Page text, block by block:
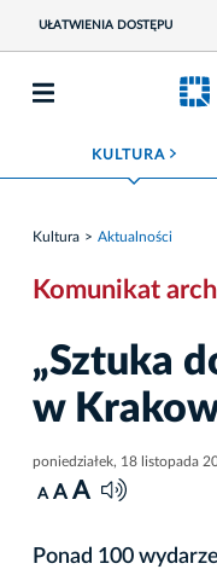
UŁATWIENIA DOSTĘPU
KULTURA ROZWIŃ MENU
Kultura Aktualności
Komunikat
„Sztuka
w
poniedziałek, 18 listopada
A A A
Ponad 100